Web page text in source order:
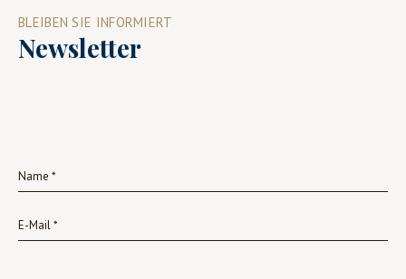
BLEIBEN SIE INFORMIERT
Newsletter